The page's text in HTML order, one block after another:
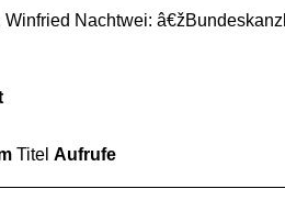
Nachtwei:
Titel Aufrufe